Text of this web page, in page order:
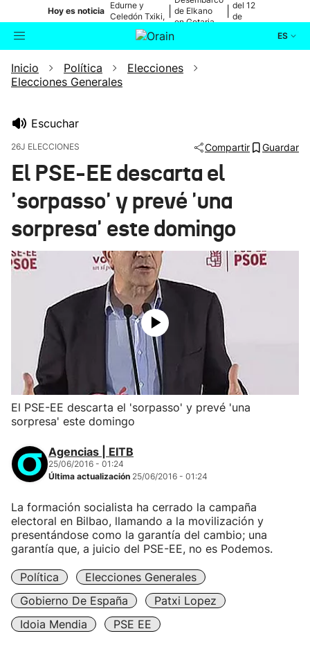
Hoy es noticia
Edurne y
Celedón Txiki,
en directo
de Elkano
en Getaria
del 12
de
ES
Buscador Actualidad
Ikusmiran
Eguraldia
Inicio Política
Elecciones
Elecciones Generales
Escuchar
26J ELECCIONES Compartir Guardar
El PSE-EE descarta el
'sorpasso' y prevé 'una
sorpresa' este domingo
El PSE-EE descarta el 'sorpasso' y prevé 'una
sorpresa' este domingo
Agencias | EITB
25/06/2016 - 01:24
Última actualización 25/06/2016 - 01:24
La formación socialista ha cerrado la campaña
electoral en Bilbao, llamando a la movilización y
presentándose como la garantía del cambio; una
garantía que, a juicio del PSE-EE, no es Podemos.
Política
Elecciones Generales
Gobierno De España
Patxi Lopez
Idoia Mendia
PSE EE